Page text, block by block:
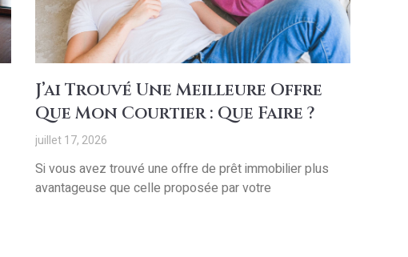
J’ai Trouvé Une Meilleure Offre
Que Mon Courtier : Que Faire ?
juillet 17, 2026
Si vous avez trouvé une offre de prêt immobilier plus
avantageuse que celle proposée par votre